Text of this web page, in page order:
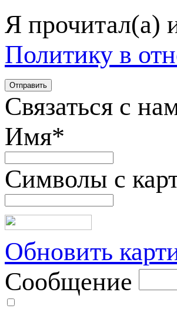
Я
Политику в
Связаться с
Имя*
Символы с
Обновить
Сообщение